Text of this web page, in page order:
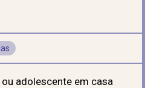
adolescente em casa